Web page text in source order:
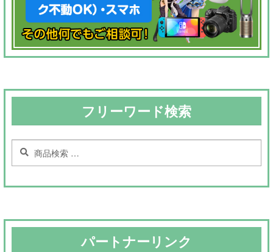
フリーワード検索
象:
パートナーリンク